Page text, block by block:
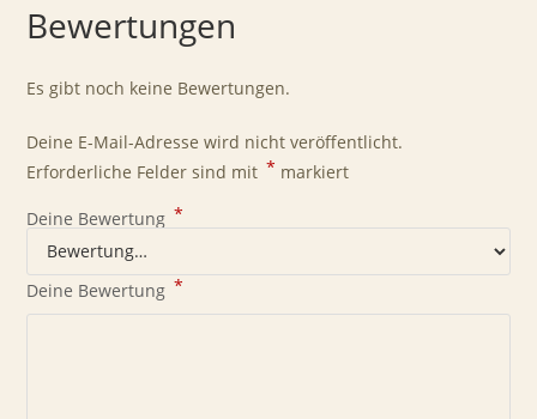
Bewertungen
Es gibt noch keine Bewertungen.
Deine E-Mail-Adresse wird nicht veröffentlicht.
Erforderliche Felder sind mit * markiert
Deine Bewertung *
Deine Bewertung *